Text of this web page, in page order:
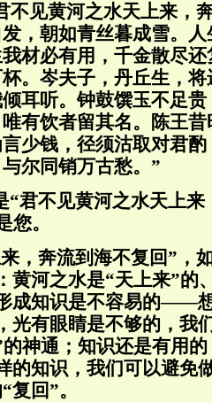
不见黄河之水天上来，
，朝如青丝暮成雪。
材必有用，千金散尽
。岑夫子，丹丘生，
耳听。钟鼓馔玉不足
有饮者留其名。陈王
少钱，径须沽取对君
尔同销万古愁。”
“君不见黄河之水天上来
您。
，奔流到海不复回”，
黄河之水是“天上来”的
成知识是不容易的——
光有眼睛是不够的，我
神通；知识还是有用
的知识，我们可以避
回”。